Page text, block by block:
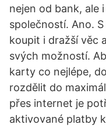
nejen od bank, ale
společností. Ano.
koupit i dražší věc
svých možností.
karty co nejlépe,
rozdělit do
přes internet je
aktivované platby